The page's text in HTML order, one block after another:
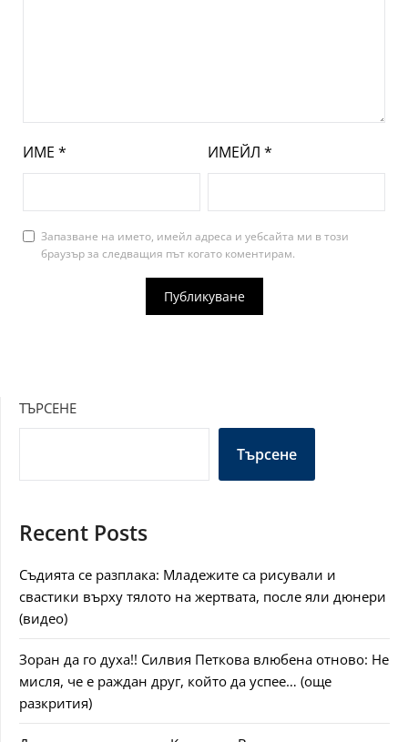
ИМЕ * ИМЕЙЛ *
Запазване на името, имейл адреса и уебсайта ми в този
браузър за следващия път когато коментирам.
ТЪРСЕНЕ
Търсене
Recent Posts
Съдията се разплака: Младежите са рисували и
свастики върху тялото на жертвата, после яли дюнери
(видео)
Зоран да го духа!! Силвия Петкова влюбена отново: Не
мисля, че е раждан друг, който да успее… (още
разкрития)